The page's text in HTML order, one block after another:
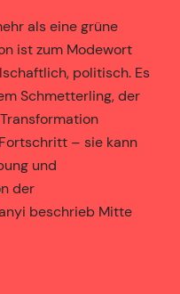
als eine grüne
ist zum Modewort
politisch. Es
Schmetterling, der
– sie kann
und
der
beschrieb Mitte